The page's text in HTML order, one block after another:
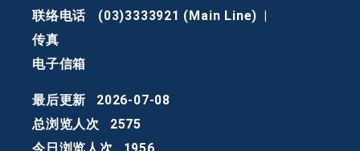
联络电话
(03)3333921 (Main Line)
传真
电子信箱
最后更新
2026-07-08
总浏览人次
2575